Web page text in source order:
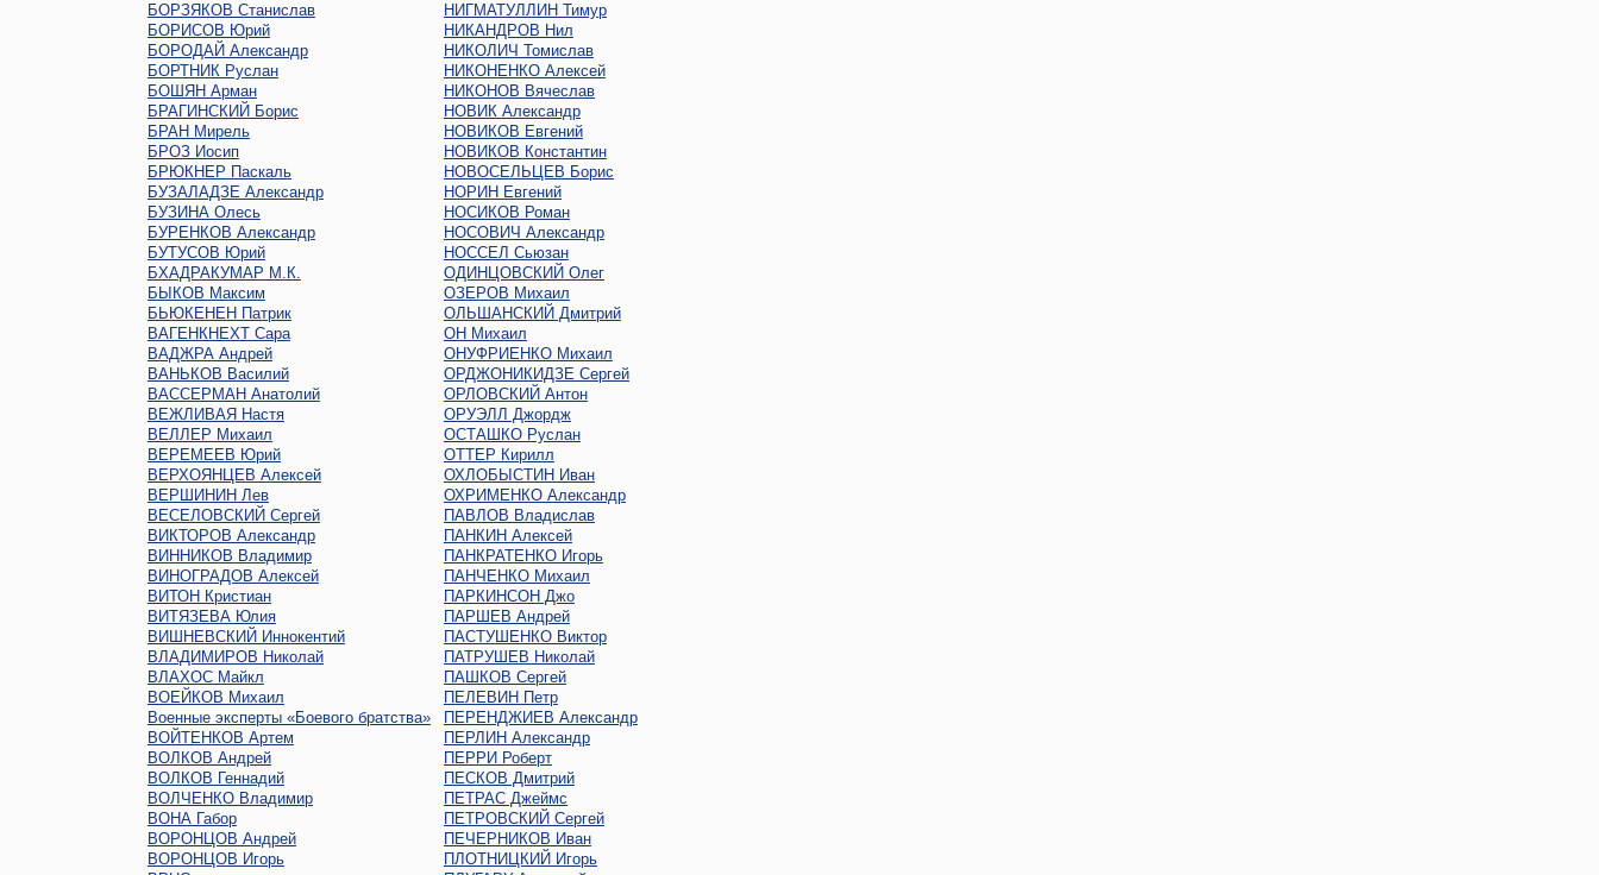
БОРЗЯКОВ Станислав
НИГМАТУЛЛИН Тимур
БОРИСОВ Юрий
НИКАНДРОВ Нил
БОРОДАЙ Александр
НИКОЛИЧ Томислав
БОРТНИК Руслан
НИКОНЕНКО Алексей
БОШЯН Арман
НИКОНОВ Вячеслав
БРАГИНСКИЙ Борис
НОВИК Александр
БРАН Мирель
НОВИКОВ Евгений
БРОЗ Иосип
НОВИКОВ Константин
БРЮКНЕР Паскаль
НОВОСЕЛЬЦЕВ Борис
БУЗАЛАДЗЕ Александр
НОРИН Евгений
БУЗИНА Олесь
НОСИКОВ Роман
БУРЕНКОВ Александр
НОСОВИЧ Александр
БУТУСОВ Юрий
НОССЕЛ Сьюзан
БХАДРАКУМАР М.К.
ОДИНЦОВСКИЙ Олег
БЫКОВ Максим
ОЗЕРОВ Михаил
БЬЮКЕНЕН Патрик
ОЛЬШАНСКИЙ Дмитрий
ВАГЕНКНЕХТ Сара
ОН Михаил
ВАДЖРА Андрей
ОНУФРИЕНКО Михаил
ВАНЬКОВ Василий
ОРДЖОНИКИДЗЕ Сергей
ВАССЕРМАН Анатолий
ОРЛОВСКИЙ Антон
ВЕЖЛИВАЯ Настя
ОРУЭЛЛ Джордж
ВЕЛЛЕР Михаил
ОСТАШКО Руслан
ВЕРЕМЕЕВ Юрий
ОТТЕР Кирилл
ВЕРХОЯНЦЕВ Алексей
ОХЛОБЫСТИН Иван
ВЕРШИНИН Лев
ОХРИМЕНКО Александр
ВЕСЕЛОВСКИЙ Сергей
ПАВЛОВ Владислав
ВИКТОРОВ Александр
ПАНКИН Алексей
ВИННИКОВ Владимир
ПАНКРАТЕНКО Игорь
ВИНОГРАДОВ Алексей
ПАНЧЕНКО Михаил
ВИТОН Кристиан
ПАРКИНСОН Джо
ВИТЯЗЕВА Юлия
ПАРШЕВ Андрей
ВИШНЕВСКИЙ Иннокентий
ПАСТУШЕНКО Виктор
ВЛАДИМИРОВ Николай
ПАТРУШЕВ Николай
ВЛАХОС Майкл
ПАШКОВ Сергей
ВОЕЙКОВ Михаил
ПЕЛЕВИН Петр
Военные эксперты «Боевого братства»
ПЕРЕНДЖИЕВ Александр
ВОЙТЕНКОВ Артем
ПЕРЛИН Александр
ВОЛКОВ Андрей
ПЕРРИ Роберт
ВОЛКОВ Геннадий
ПЕСКОВ Дмитрий
ВОЛЧЕНКО Владимир
ПЕТРАС Джеймс
ВОНА Габор
ПЕТРОВСКИЙ Сергей
ВОРОНЦОВ Андрей
ПЕЧЕРНИКОВ Иван
ВОРОНЦОВ Игорь
ПЛОТНИЦКИЙ Игорь